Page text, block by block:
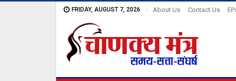
FRIDAY, AUGUST 7, 2026 About Us Contact Us